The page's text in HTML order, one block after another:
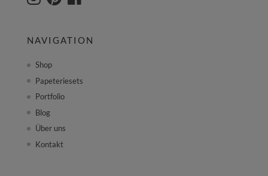
NAVIGATION
Shop
Papeteriesets
Portfolio
Blog
Über uns
Kontakt